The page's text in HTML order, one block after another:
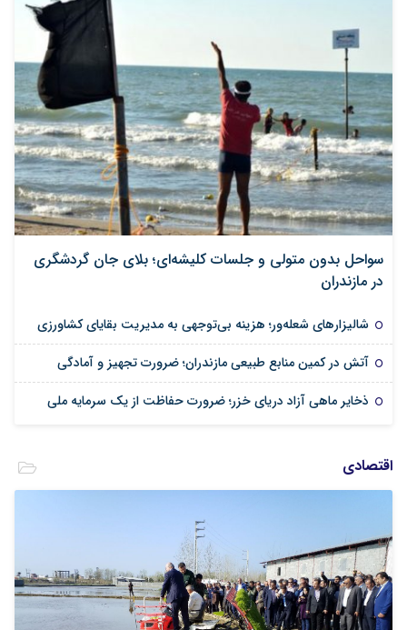
سواحل بدون متولی و جلسات کلیشه‌ای؛ بلای جان گردشگری
در مازندران
شالیزارهای شعله‌ور؛ هزینه بی‌توجهی به مدیریت بقایای کشاورزی
آتش در کمین منابع طبیعی مازندران؛ ضرورت تجهیز و آمادگی
ذخایر ماهی آزاد دریای خزر؛ ضرورت حفاظت از یک سرمایه ملی
اقتصادی